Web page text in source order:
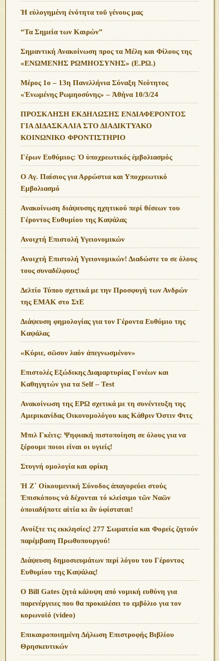
Ἡ εὐλογημένη ἑνότητα τοῦ γένους μας
“Τα Σημεία των Καιρών”
Σημαντική Ανακοίνωση προς τα Μέλη και Φίλους της
«ΕΝΩΜΕΝΗΣ ΡΩΜΗΟΣΥΝΗΣ» (Ε.ΡΩ.)
Μέρος 1ο – 13η Πανελλήνια Σύναξη Νεότητος
«Ἑνωμένης Ρωμηοσύνης» – Ἀθήνα 10/3/24
ΠΡΟΣΚΛΗΣΗ ΕΚΔΗΛΩΣΗΣ ΕΝΔΙΑΦΕΡΟΝΤΟΣ
ΓΙΑ ΔΙΔΑΣΚΑΛΙΑ ΣΤΟ ΔΙΑΔΙΚΤΥΑΚΟ
ΚΟΙΝΩΝΙΚΟ ΦΡΟΝΤΙΣΤΗΡΙΟ
Γέρων Ευθύμιος: Ὁ ὑποχρεωτικός ἐμβολιασμός
Ο Αγ. Παίσιος για Αρρώστια και Υποχρεωτικό
Εμβολιασμό
Ανακοίνωση διάψευσης ηχητικού περί θέσεων του
Γέροντος Ευθυμίου της Καψάλας
Ανοιχτή Επιστολή Υγειονομικών
Ανοιχτή Επιστολή Υγειονομικών! Διαδώστε το σε όλους
τους συναδέλφους!
Δελτίο Τύπου σχετικά με την Προσφυγή των Ανδρών
της ΕΜΑΚ στο ΣτΕ
Διάψευση φημολογίας για τον Γέροντα Ευθύμιο της
Καψάλας
«Κύριε, σῶσον λαόν ἀπεγνωσμένον»
Επιστολές Εξώδικης Διαμαρτυρίας Γονέων και
Καθηγητών για τα Self – Test
Ανακοίνωση της ΕΡΩ σχετικά με τη συνέντευξη της
Αμερικανίδας Οικονομολόγου κας Κάθριν Όστιν Φιτς
Μπιλ Γκέιτς: Ψηφιακή πιστοποίηση σε όλους για να
ξέρουμε ποιοι είναι οι υγιείς!
Στυγνή ομολογία και φρίκη
Ἡ Ζ΄ Οἰκουμενική Σύνοδος ἀπαγορεύει στούς
Ἐπισκόπους νά δέχονται τό κλείσιμο τῶν Ναῶν
ὁποιαδήποτε αἰτία κι ἄν ὑφίσταται!
Ανoίξτε τις εκκλησίες! 277 Σωματεία και Φορείς ζητούν
παρέμβαση Πρωθυπουργού!
Διάψευση δημοσιευμάτων περί λόγου του Γέροντος
Ευθυμίου της Καψάλας!
O Bill Gates ζητά κάλυψη από νομική ευθύνη για
παρενέργειες που θα προκαλέσει το εμβόλιο για τον
κορωνοϊό (video)
Επικαιροποιημένη Δήλωση Επιστροφής Βιβλίου
Θρησκευτικών